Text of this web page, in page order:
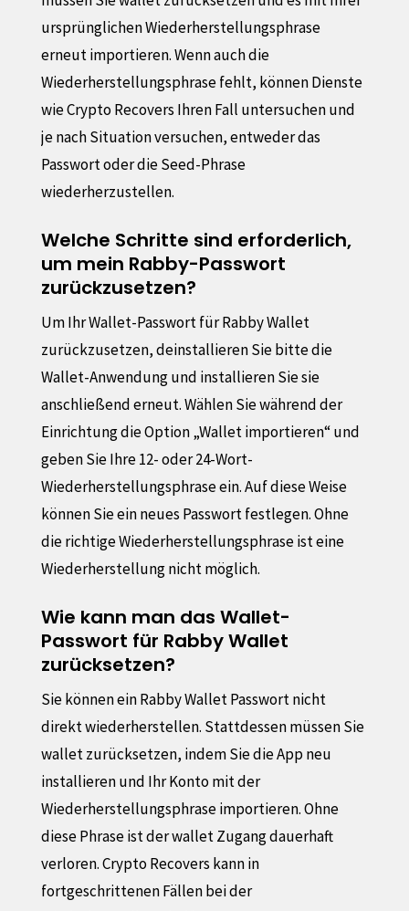
ursprünglichen Wiederherstellungsphrase
erneut importieren. Wenn auch die
Wiederherstellungsphrase fehlt, können Dienste
wie Crypto Recovers Ihren Fall untersuchen und
je nach Situation versuchen, entweder das
Passwort oder die Seed-Phrase
wiederherzustellen.
Welche Schritte sind erforderlich,
um mein Rabby-Passwort
zurückzusetzen?
Um Ihr Wallet-Passwort für Rabby Wallet
zurückzusetzen, deinstallieren Sie bitte die
Wallet-Anwendung und installieren Sie sie
anschließend erneut. Wählen Sie während der
Einrichtung die Option „Wallet importieren“ und
geben Sie Ihre 12- oder 24-Wort-
Wiederherstellungsphrase ein. Auf diese Weise
können Sie ein neues Passwort festlegen. Ohne
die richtige Wiederherstellungsphrase ist eine
Wiederherstellung nicht möglich.
Wie kann man das Wallet-
Passwort für Rabby Wallet
zurücksetzen?
Sie können ein Rabby Wallet Passwort nicht
direkt wiederherstellen. Stattdessen müssen Sie
wallet zurücksetzen, indem Sie die App neu
installieren und Ihr Konto mit der
Wiederherstellungsphrase importieren. Ohne
diese Phrase ist der wallet Zugang dauerhaft
verloren. Crypto Recovers kann in
fortgeschrittenen Fällen bei der